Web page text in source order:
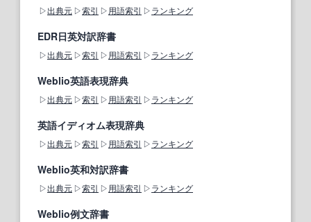
出典元 索引 用語索引 ランキング
EDR日英対訳辞書
出典元 索引 用語索引 ランキング
Weblio英語表現辞典
出典元 索引 用語索引 ランキング
英語イディオム表現辞典
出典元 索引 用語索引 ランキング
Weblio英和対訳辞書
出典元 索引 用語索引 ランキング
Weblio例文辞書